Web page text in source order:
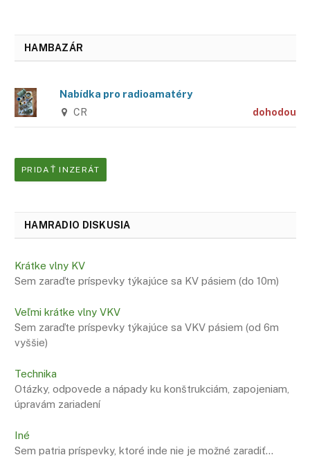
HAMBAZÁR
Nabídka pro radioamatéry
CR dohodou
PRIDAŤ INZERÁT
HAMRADIO DISKUSIA
Krátke vlny KV
Sem zaraďte príspevky týkajúce sa KV pásiem (do 10m)
Veľmi krátke vlny VKV
Sem zaraďte príspevky týkajúce sa VKV pásiem (od 6m
vyššie)
Technika
Otázky, odpovede a nápady ku konštrukciám, zapojeniam,
úpravám zariadení
Iné
Sem patria príspevky, ktoré inde nie je možné zaradiť…